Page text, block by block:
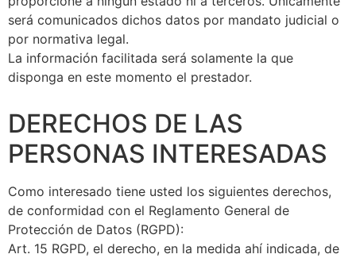
será comunicados dichos datos por mandato judicial o
por normativa legal.
La información facilitada será solamente la que
disponga en este momento el prestador.
DERECHOS DE LAS
PERSONAS INTERESADAS
Como interesado tiene usted los siguientes derechos,
de conformidad con el Reglamento General de
Protección de Datos (RGPD):
Art. 15 RGPD, el derecho, en la medida ahí indicada, de